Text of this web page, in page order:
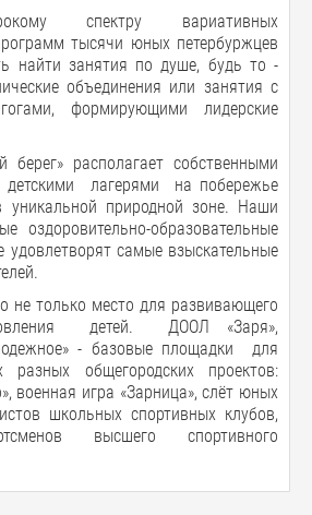
спектру вариативных
тысячи юных петербуржцев
найти занятия по душе, будь то -
объединения или занятия с
формирующими лидерские
берег» располагает собственными
детскими лагерями на побережье
уникальной природной зоне. Наши
оздоровительно-образовательные
удовлетворят самые взыскательные
не только место для развивающего
детей. ДООЛ «Заря»,
- базовые площадки для
разных общегородских проектов:
военная игра «Зарница», слёт юных
школьных спортивных клубов,
высшего спортивного